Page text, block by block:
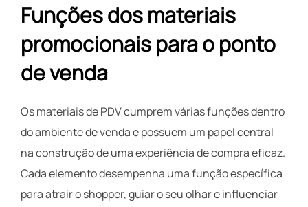
Funções dos materiais
promocionais para o ponto
de venda
Os materiais de PDV cumprem várias funções dentro
do ambiente de venda e possuem um papel central
na construção de uma experiência de compra eficaz.
Cada elemento desempenha uma função específica
para atrair o shopper, guiar o seu olhar e influenciar